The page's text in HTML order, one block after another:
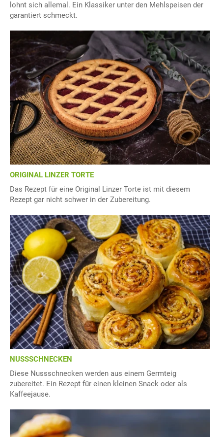
lohnt sich allemal. Ein Klassiker unter den Mehlspeisen der
garantiert schmeckt.
ORIGINAL LINZER TORTE
Das Rezept für eine Original Linzer Torte ist mit diesem
Rezept gar nicht schwer in der Zubereitung.
NUSSSCHNECKEN
Diese Nussschnecken werden aus einem Germteig
zubereitet. Ein Rezept für einen kleinen Snack oder als
Kaffeejause.